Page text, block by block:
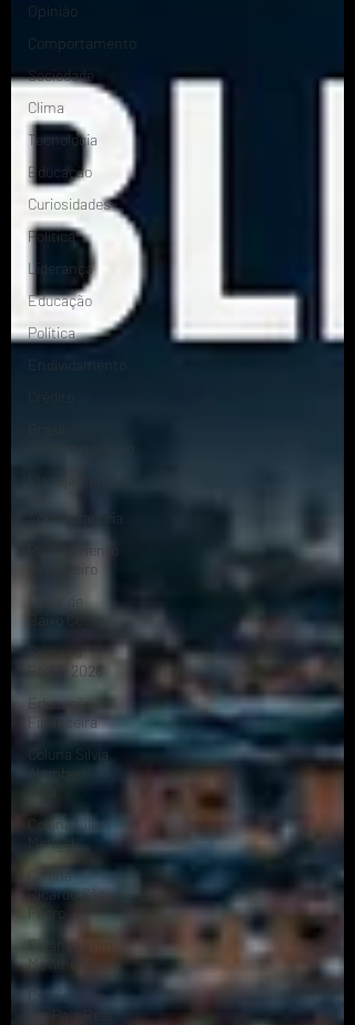
Opinião
Comportamento
Sociedade
Clima
Tecnologia
Educação
Curiosidades
Política
Liderança
Educação
Política
Endividamento
Crédito
Planejamento
Aposentadoria
Planejamento
Financeiro
Lazer de
Baixo Custo
Semana
ENEF 2026
Educação
Financeira
Coluna Silvia
Alambert
Coluna Lilian
Mengel
Coluna
Ricardo São
Pedro
Finanças em
Movimento
Crônicas de
um País Real